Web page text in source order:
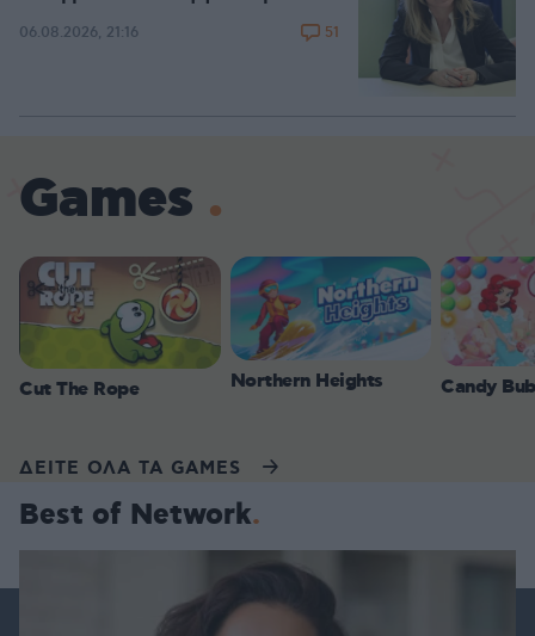
06.08.2026, 21:16 51
Games
Cut The Rope Northern Heights Candy
ΔΕΙΤΕ ΟΛΑ ΤΑ GAMES
Best of Network